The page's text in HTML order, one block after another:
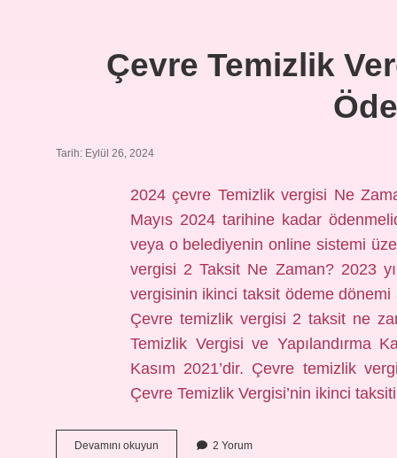
Çevre Temizlik
Tarih: Eylül 26, 2024
2024 çevre Temizlik vergisi Ne
Mayıs 2024 tarihine kadar
veya o belediyenin online sistemi
vergisi 2 Taksit Ne Zaman? 2023
vergisinin ikinci taksit ödeme
Çevre temizlik vergisi 2 taksit ne
Temizlik Vergisi ve Yapılandırma
Kasım 2021’dir. Çevre temizlik
Çevre Temizlik Vergisi’nin ikinci
Devamını okuyun 2 Yorum